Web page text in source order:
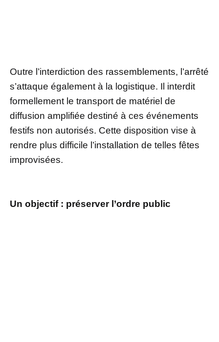
Outre l’interdiction des rassemblements, l’arrêté
s’attaque également à la logistique. Il interdit
formellement le transport de matériel de
diffusion amplifiée destiné à ces événements
festifs non autorisés. Cette disposition vise à
rendre plus difficile l’installation de telles fêtes
improvisées.
Un objectif : préserver l’ordre public